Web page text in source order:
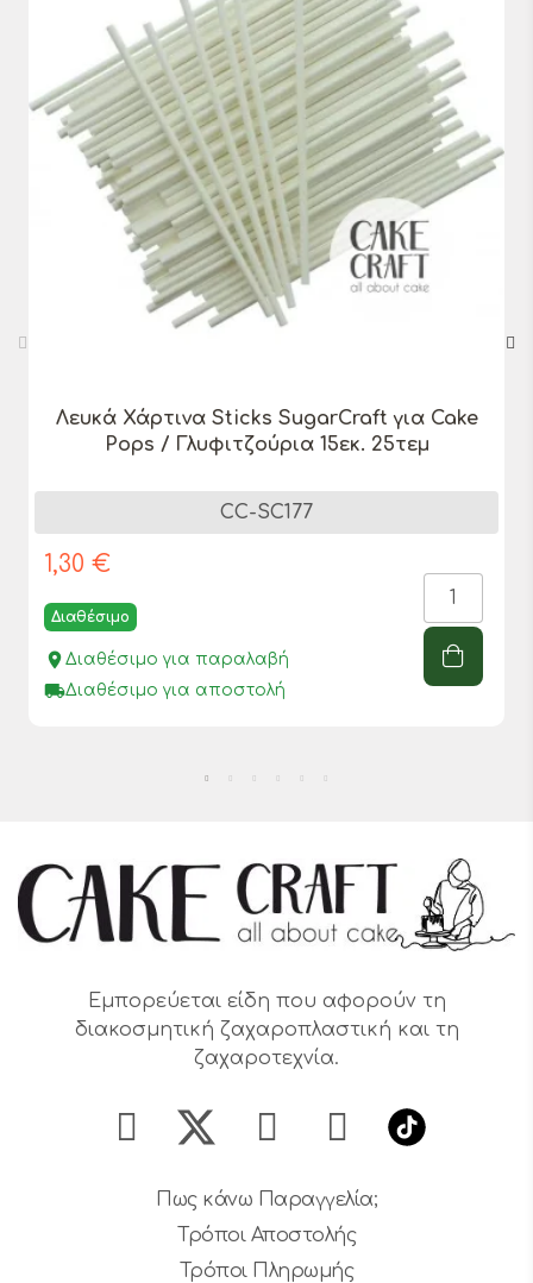
Λευκά Χάρτινα Sticks SugarCraft για Cake
Pops / Γλυφιτζούρια 15εκ. 25τεμ
CC-SC177
1,30 €
Διαθέσιμο
place Διαθέσιμο για παραλαβή
local_shippingΔιαθέσιμο για αποστολή
Εμπορεύεται είδη που αφορούν τη
διακοσμητική ζαχαροπλαστική και τη
ζαχαροτεχνία.
Πως κάνω Παραγγελία;
Τρόποι Αποστολής
Τρόποι Πληρωμής